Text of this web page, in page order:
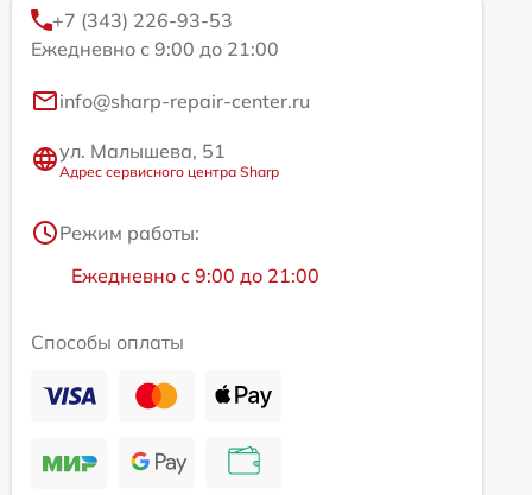
+7 (343) 226-93-53
Ежедневно с 9:00 до 21:00
info@sharp-repair-center.ru
ул. Малышева, 51
Адрес сервисного центра Sharp
Режим работы:
Ежедневно с 9:00 до 21:00
Способы оплаты